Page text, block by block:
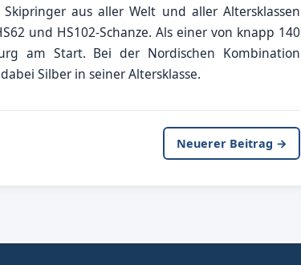
aus aller Welt und aller Altersklassen
und HS102-Schanze. Als einer von knapp 140
am Start. Bei der Nordischen Kombination
Silber in seiner Altersklasse.
Neuerer Beitrag →